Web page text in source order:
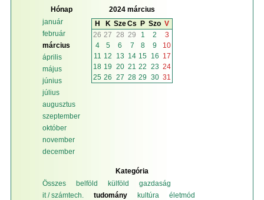
Hónap
január
február
március
április
május
június
július
augusztus
szeptember
október
november
december
2024 március
H
K SzeCs P Szo V
26 27 28 29 1 2
3
4
5 6 7 8 9
10
11 12 13 14 15 16 17
18 19 20 21 22 23 24
25 26 27 28 29 30 31
Kategória
Összes
belföld külföld
gazdaság
it / számtech.
tudomány kultúra
életmód